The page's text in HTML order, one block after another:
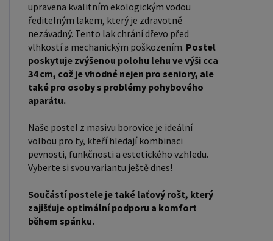
měla být taková, abyste mohli snadno vstávat a
lehat. Rozměry postele mohou ovlivnit celkový
vzhled a funkčnost vaší ložnice. V naší nabídce
naleznete i postele zvýšené. To je obzvláště
důležité pro starší osoby nebo osoby s omezenou
pohyblivostí. Rozměry postele 80x200 cm a
90x200 cm jsou obecně považovány za standardní
pro jednolůžko. Tyto rozměry postele jsou ideální
pro jednotlivce a najdou uplatnění v ložnici,
studentském pokoji, pokoji pro hosty a dalších
pokojích. Námi nabízené postele, lze doplnit
matrací, nočními stolky, komodou, skříní i úložným
prostorem. Postele o rozměru 120x200 cm a
140x200 cm jsou považovány za velmi komfortní
upravena kvalitním ekologickým vodou
ředitelným lakem, který je zdravotně
nezávadný. Tento lak chrání dřevo před
vlhkostí a mechanickým poškozením. Postel
poskytuje zvýšenou polohu lehu ve výši cca
34 cm, což je vhodné nejen pro seniory, ale
také pro osoby s problémy pohybového
aparátu.
Naše postel z masivu borovice je ideální
volbou pro ty, kteří hledají kombinaci
pevnosti, funkčnosti a estetického vzhledu.
Vyberte si svou variantu ještě dnes!
Součástí postele je také laťový rošt, který
zajišťuje optimální podporu a komfort
během spánku.